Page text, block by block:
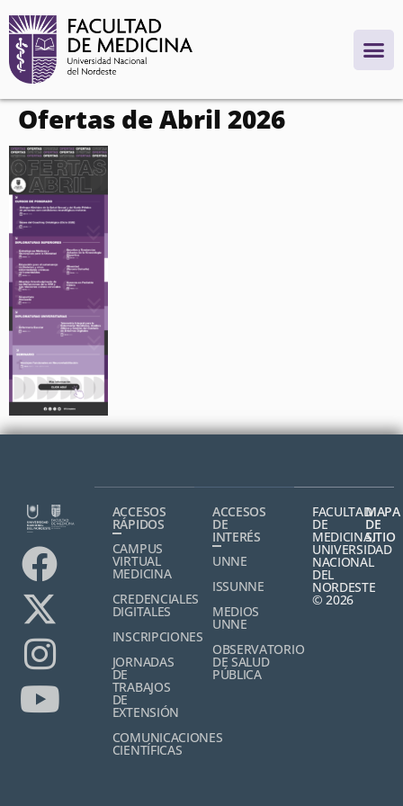
contenido
Ofertas de Abril 2026
ACCESOS
RÁPIDOS
CAMPUS
VIRTUAL
MEDICINA
CREDENCIALES
DIGITALES
INSCRIPCIONES
JORNADAS
DE
TRABAJOS
DE
EXTENSIÓN
COMUNICACIONES
CIENTÍFICAS
ACCESOS
DE
INTERÉS
UNNE
ISSUNNE
MEDIOS
UNNE
OBSERVATORIO
DE SALUD
PÚBLICA
FACULTAD
DE
MEDICINA,
UNIVERSIDAD
NACIONAL
DEL
NORDESTE
© 2026
MAPA
DE
SITIO